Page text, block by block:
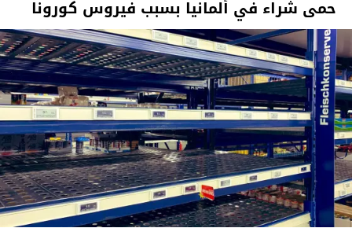
حمى شراء في ألمانيا بسبب فيروس كورونا